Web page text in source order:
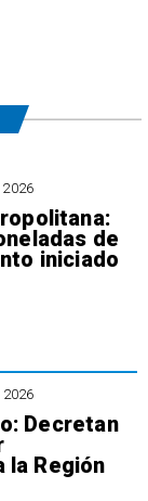
de
iniciado
Decretan
la Región